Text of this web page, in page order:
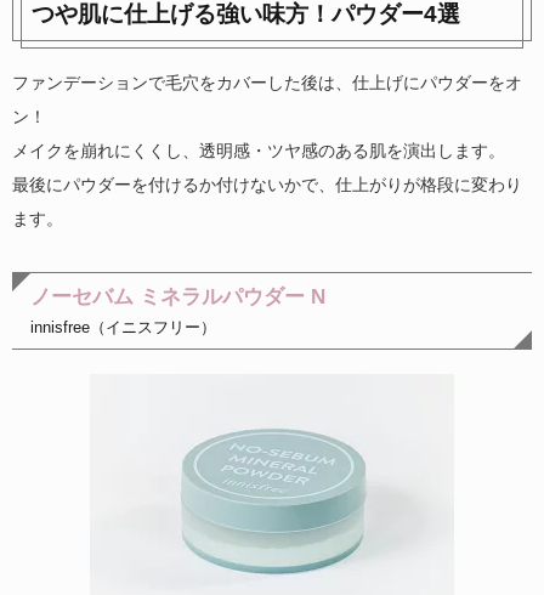
つや肌に仕上げる強い味方！パウダー4選
ファンデーションで毛穴をカバーした後は、仕上げにパウダーをオ
ン！
メイクを崩れにくくし、透明感・ツヤ感のある肌を演出します。
最後にパウダーを付けるか付けないかで、仕上がりが格段に変わり
ます。
ノーセバム ミネラルパウダー N
innisfree（イニスフリー）